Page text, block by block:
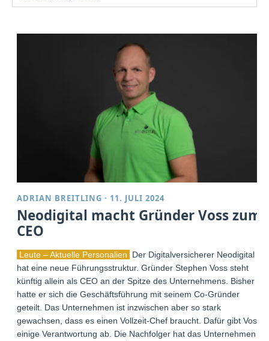
ADRIAN BREITLING · 11. JULI 2024
Neodigital macht Gründer Voss zum
CEO
Leute – Aktuelle Personalien
Der Digitalversicherer Neodigital
hat eine neue Führungsstruktur. Gründer Stephen Voss steht
künftig allein als CEO an der Spitze des Unternehmens. Bisher
hatte er sich die Geschäftsführung mit seinem Co-Gründer
geteilt. Das Unternehmen ist inzwischen aber so stark
gewachsen, dass es einen Vollzeit-Chef braucht. Dafür gibt Voss
einige Verantwortung ab. Die Nachfolger hat das Unternehmen